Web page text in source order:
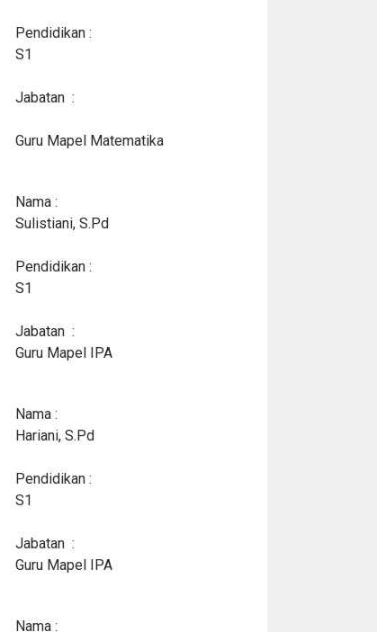
Pendidikan :
S1
Jabatan :
Guru Mapel Matematika
Nama :
Sulistiani, S.Pd
Pendidikan :
S1
Jabatan :
Guru Mapel IPA
Nama :
Hariani, S.Pd
Pendidikan :
S1
Jabatan :
Guru Mapel IPA
Nama :